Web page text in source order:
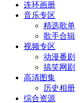
连环画册
音乐专区
精选歌单
歌手合辑
视频专区
动漫番剧
搞笑网剧
高清图集
历史相册
综合资源